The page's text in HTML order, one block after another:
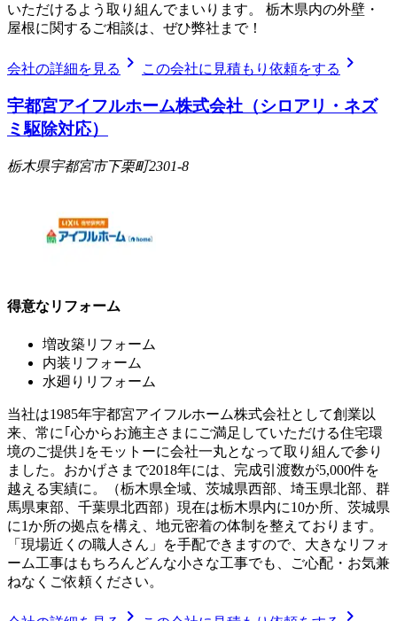
いただけるよう取り組んでまいります。 栃木県内の外壁・
屋根に関するご相談は、ぜひ弊社まで！
会社の詳細を見る chevron_right この会社に見積もり依頼をする chevron_right
宇都宮アイフルホーム株式会社（シロアリ・ネズ
ミ駆除対応）
栃木県宇都宮市下栗町2301-8
得意なリフォーム
増改築リフォーム
内装リフォーム
水廻りリフォーム
当社は1985年宇都宮アイフルホーム株式会社として創業以
来、常に｢心からお施主さまにご満足していただける住宅環
境のご提供｣をモットーに会社一丸となって取り組んで参り
ました。おかげさまで2018年には、完成引渡数が5,000件を
越える実績に。（栃木県全域、茨城県西部、埼玉県北部、群
馬県東部、千葉県北西部）現在は栃木県内に10か所、茨城県
に1か所の拠点を構え、地元密着の体制を整えております。
「現場近くの職人さん」を手配できますので、大きなリフォ
ーム工事はもちろんどんな小さな工事でも、ご心配・お気兼
ねなくご依頼ください。